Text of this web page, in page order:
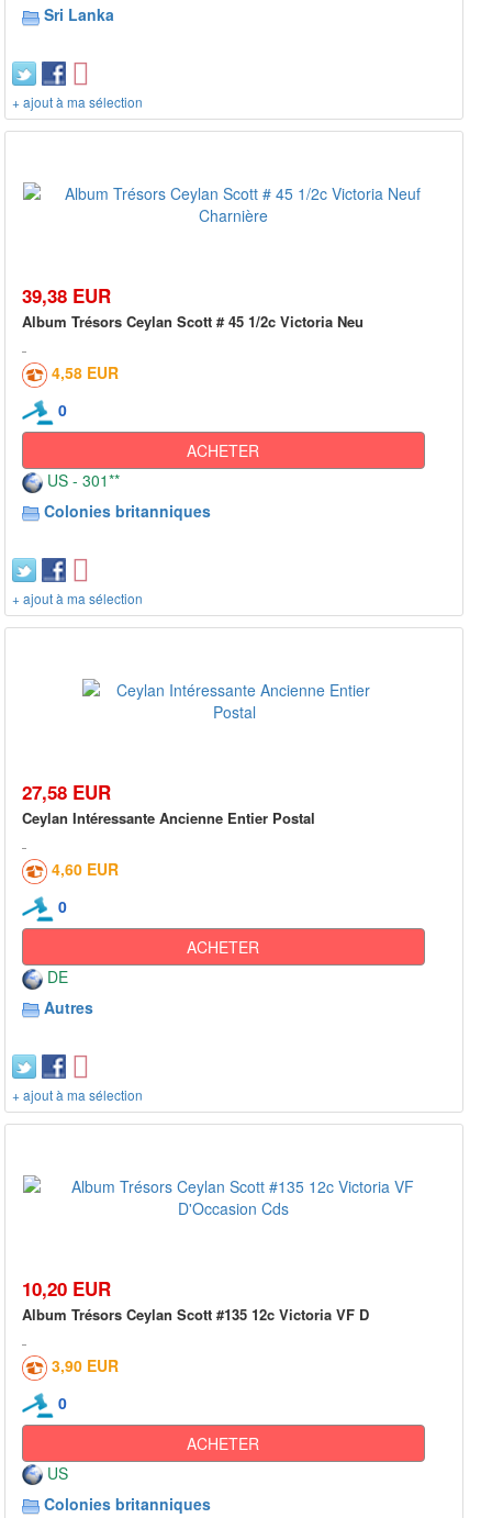
Sri Lanka
+ ajout à ma sélection
39,38 EUR
Album Trésors Ceylan Scott # 45 1/2c Victoria Neu
4,58 EUR
0
ACHETER
US - 301**
Colonies britanniques
+ ajout à ma sélection
27,58 EUR
Ceylan Intéressante Ancienne Entier Postal
4,60 EUR
0
ACHETER
DE
Autres
+ ajout à ma sélection
10,20 EUR
Album Trésors Ceylan Scott #135 12c Victoria VF D
3,90 EUR
0
ACHETER
US
Colonies britanniques